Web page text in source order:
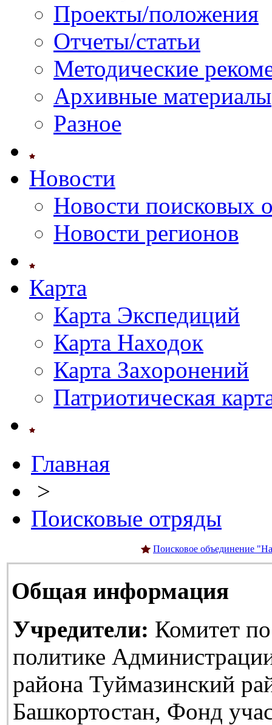
Проекты/положения
Отчеты/статьи
Методические
Архивные материалы
Разное
Новости
Новости поисковых
Новости регионов
Карта
Карта Экспедиций
Карта Находок
Карта Захоронений
Патриотическая
Главная
>
Поисковые отряды
Поисковое объединение
Общая информация
Учредители: Комитет
политике
района Туймазинский
Башкортостан, Фонд